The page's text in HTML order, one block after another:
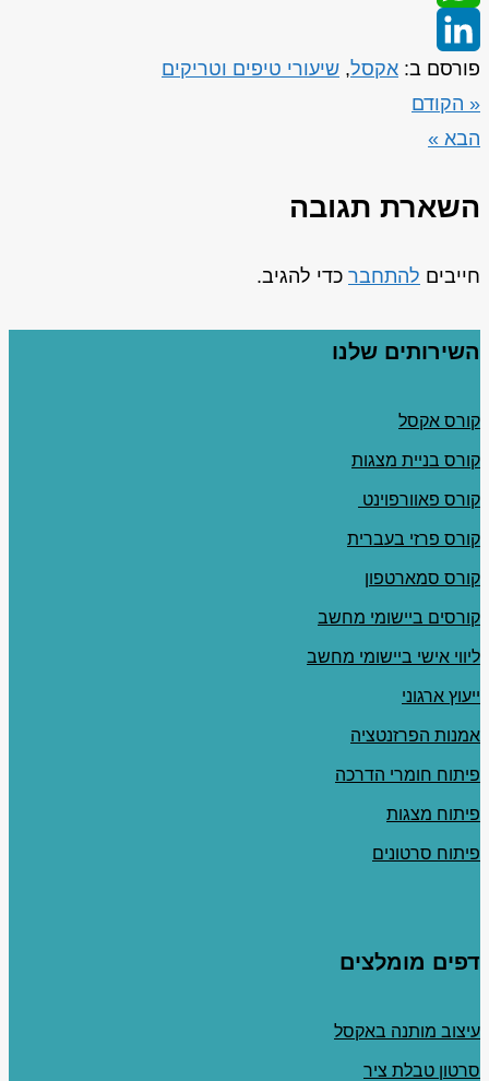
WhatsApp
LinkedIn
פורסם ב: אקסל, שיעורי טיפים וטריקים
« הקודם
הבא »
השארת תגובה
חייבים להתחבר כדי להגיב.
השירותים שלנו
קורס אקסל
קורס בניית מצגות
קורס פאוורפוינט
קורס פרזי בעברית
קורס סמארטפון
קורסים ביישומי מחשב
ליווי אישי ביישומי מחשב
ייעוץ ארגוני
אמנות הפרזנטציה
פיתוח חומרי הדרכה
פיתוח מצגות
פיתוח סרטונים
דפים מומלצים
עיצוב מותנה באקסל
סרטון טבלת ציר